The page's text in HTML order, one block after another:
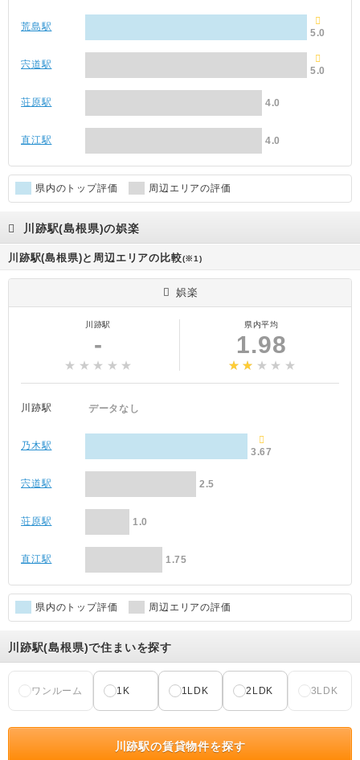
荒島駅
5.0
宍道駅
5.0
荘原駅 4.0
直江駅 4.0
県内のトップ評価 周辺エリアの評価
川跡駅(島根県)の娯楽
川跡駅(島根県)と周辺エリアの比較(※1)
娯楽
川跡駅
-
県内平均
1.98
川跡駅 データなし
乃木駅
3.67
宍道駅 2.5
荘原駅 1.0
直江駅 1.75
県内のトップ評価 周辺エリアの評価
川跡駅(島根県)で住まいを探す
ワンルーム 1K 1LDK 2LDK 3LDK
川跡駅の賃貸物件を探す